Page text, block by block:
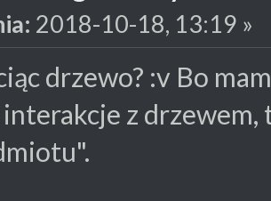
2018-10-18, 13:19 »
drzewo? :v Bo
interakcje z